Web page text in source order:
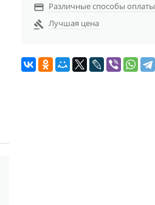
 Различные способы оплаты
 Лучшая цена